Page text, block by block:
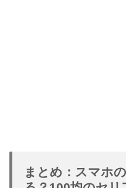
まとめ：スマホ